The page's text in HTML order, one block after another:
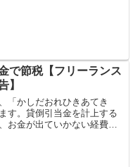
で節税【フリーランス
】
「かしだおれひきあてき
す。貸倒引当金を計上する
お金が出ていかない経費を